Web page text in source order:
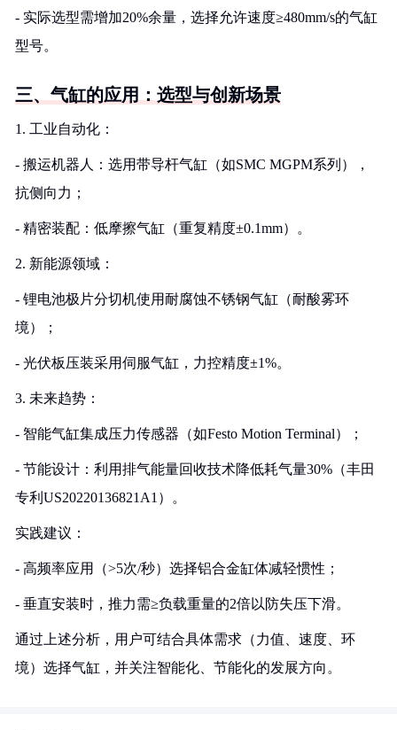
- 实际选型需增加20%余量，选择允许速度≥480mm/s的气缸
型号。
三、气缸的应用：选型与创新场景
1. 工业自动化：
- 搬运机器人：选用带导杆气缸（如SMC MGPM系列），
抗侧向力；
- 精密装配：低摩擦气缸（重复精度±0.1mm）。
2. 新能源领域：
- 锂电池极片分切机使用耐腐蚀不锈钢气缸（耐酸雾环
境）；
- 光伏板压装采用伺服气缸，力控精度±1%。
3. 未来趋势：
- 智能气缸集成压力传感器（如Festo Motion Terminal）；
- 节能设计：利用排气能量回收技术降低耗气量30%（丰田
专利US20220136821A1）。
实践建议：
- 高频率应用（>5次/秒）选择铝合金缸体减轻惯性；
- 垂直安装时，推力需≥负载重量的2倍以防失压下滑。
通过上述分析，用户可结合具体需求（力值、速度、环
境）选择气缸，并关注智能化、节能化的发展方向。